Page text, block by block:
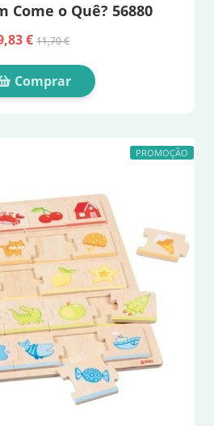
Come o Quê? 56880
€ 11,70 €
Comprar
PROMOÇÃO